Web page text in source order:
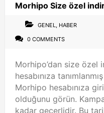
Morhipo Size özel
GENEL, HABER
0 COMMENTS
Morhipo’dan size özel
hesabınıza
Morhipo hesabınıza
olduğunu görün.
kadar geçerlidir. Bu